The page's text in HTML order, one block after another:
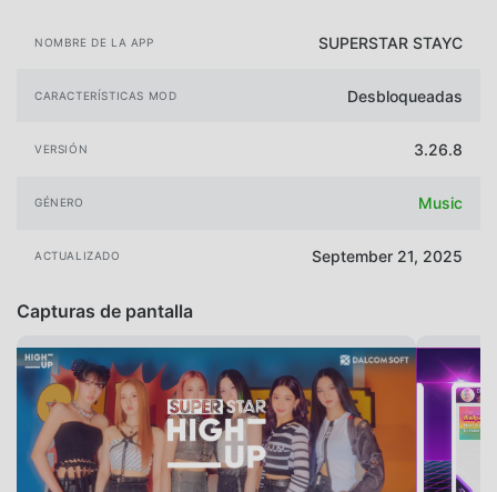
NOMBRE DE LA APP SUPERSTAR STAYC
CARACTERÍSTICAS MOD Desbloqueadas
VERSIÓN 3.26.8
GÉNERO Music
ACTUALIZADO September 21, 2025
Capturas de pantalla